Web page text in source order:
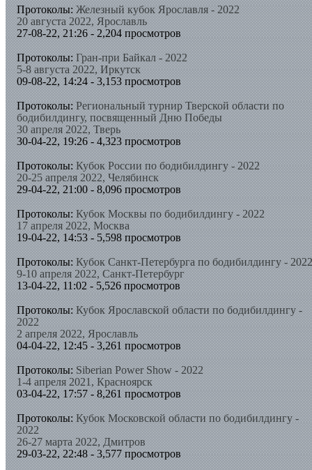
Протоколы: Железный кубок Ярославля - 2022
20 августа 2022, Ярославль
27-08-22, 21:26 - 2,204 просмотров
Протоколы: Гран-при Байкал - 2022
5-8 августа 2022, Иркутск
09-08-22, 14:24 - 3,153 просмотров
Протоколы: Региональный турнир Тверской области по
бодибилдингу, посвященный Дню Победы
30 апреля 2022, Тверь
30-04-22, 19:26 - 4,323 просмотров
Протоколы: Кубок России по бодибилдингу - 2022
20-25 апреля 2022, Челябинск
29-04-22, 21:00 - 8,096 просмотров
Протоколы: Кубок Москвы по бодибилдингу - 2022
17 апреля 2022, Москва
19-04-22, 14:53 - 5,598 просмотров
Протоколы: Кубок Санкт-Петербурга по бодибилдингу - 2022
9-10 апреля 2022, Санкт-Петербург
13-04-22, 11:02 - 5,526 просмотров
Протоколы: Кубок Ярославской области по бодибилдингу -
2022
2 апреля 2022, Ярославль
04-04-22, 12:45 - 3,261 просмотров
Протоколы: Siberian Power Show - 2022
1-4 апреля 2021, Красноярск
03-04-22, 17:57 - 8,261 просмотров
Протоколы: Кубок Московской области по бодибилдингу -
2022
26-27 марта 2022, Дмитров
29-03-22, 22:48 - 3,577 просмотров